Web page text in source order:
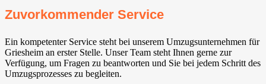
Zuvorkommender Service
Ein kompetenter Service steht bei unserem Umzugsunternehmen für
Griesheim an erster Stelle. Unser Team steht Ihnen gerne zur
Verfügung, um Fragen zu beantworten und Sie bei jedem Schritt des
Umzugsprozesses zu begleiten.